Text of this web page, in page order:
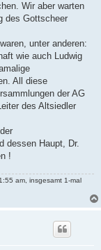
Wir aber warten
des Gottscheer
unter anderen:
wie auch Ludwig
All diese
der AG
des Altsiedler
dessen Haupt, Dr.
!
am, insgesamt 1-mal